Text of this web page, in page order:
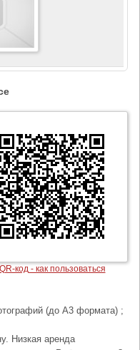
QR-код - как пользоваться
(до А3 формата) ;
Низкая аренда